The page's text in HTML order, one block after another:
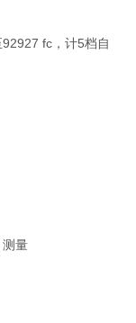
fc，计5档自
测量